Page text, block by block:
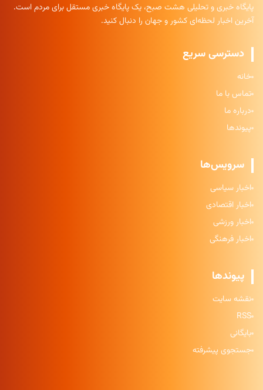
پایگاه خبری و تحلیلی هشت صبح، یک پایگاه خبری مستقل برای مردم است.
آخرین اخبار لحظه‌ای کشور و جهان را دنبال کنید.
دسترسی سریع
خانه
تماس با ما
درباره ما
پیوندها
سرویس‌ها
اخبار سیاسی
اخبار اقتصادی
اخبار ورزشی
اخبار فرهنگی
پیوندها
نقشه سایت
RSS
بایگانی
جستجوی پیشرفته